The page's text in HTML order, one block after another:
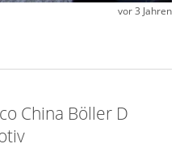
vor 3 Jahren
China Böller D